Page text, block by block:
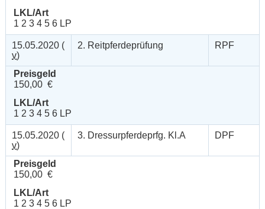
LKL/Art
1 2 3 4 5 6 LP
15.05.2020 (
v)
2. Reitpferdeprüfung RPF
Preisgeld
150,00 €
LKL/Art
1 2 3 4 5 6 LP
15.05.2020 (
v)
3. Dressurpferdeprfg. Kl.A DPF
Preisgeld
150,00 €
LKL/Art
1 2 3 4 5 6 LP